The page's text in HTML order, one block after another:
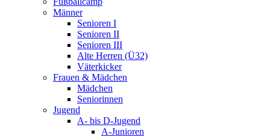
Männer
Senioren I
Senioren II
Senioren III
Alte Herren (Ü32)
Väterkicker
Frauen & Mädchen
Mädchen
Seniorinnen
Jugend
A- bis D-Jugend
A-Junioren